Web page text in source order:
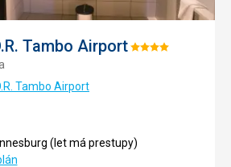
Tambo AirportHodnotenie:
Tambo Airport
(let má prestupy)